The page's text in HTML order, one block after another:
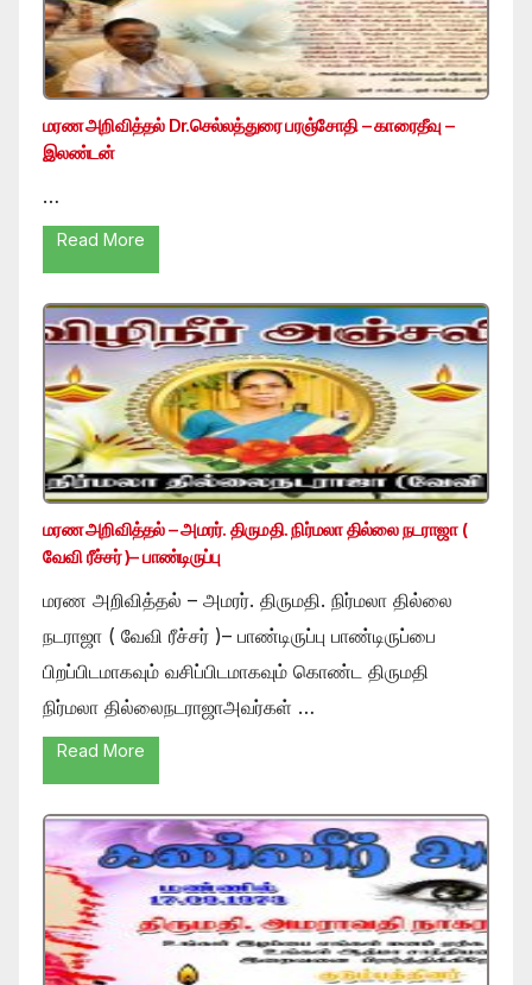
மரண அறிவித்தல் Dr.செல்லத்துரை பரஞ்சோதி – காரைதீவு –
இலண்டன்
…
Read More
மரண அறிவித்தல் – அமரர். திருமதி. நிர்மலா தில்லை நடராஜா (
வேவி ரீச்சர் )– பாண்டிருப்பு
மரண அறிவித்தல் – அமரர். திருமதி. நிர்மலா தில்லை
நடராஜா ( வேவி ரீச்சர் )– பாண்டிருப்பு பாண்டிருப்பை
பிறப்பிடமாகவும் வசிப்பிடமாகவும் கொண்ட திருமதி
நிர்மலா தில்லைநடராஜாஅவர்கள் …
Read More